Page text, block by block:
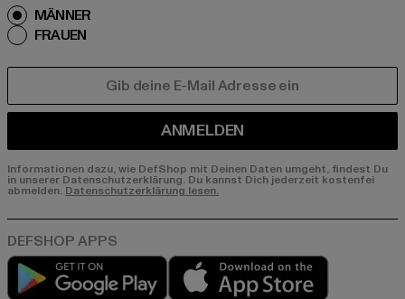
MÄNNER
FRAUEN
ANMELDEN
Informationen dazu, wie DefShop mit Deinen Daten umgeht, findest Du
in unserer Datenschutzerklärung. Du kannst Dich jederzeit kostenfei
abmelden. Datenschutzerklärung lesen.
Play market